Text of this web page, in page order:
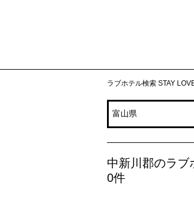
ラブホテル検索 STAY
中新川郡のラブ
0件